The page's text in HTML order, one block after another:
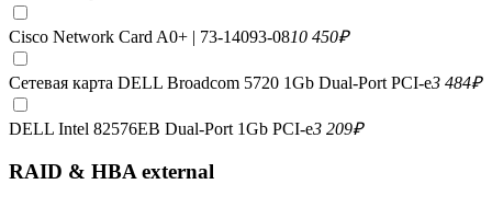
Cisco Network Card A0+ | 73-14093-0810 450₽
Сетевая карта DELL Broadcom 5720 1Gb Dual-Port PCI-e3 484₽
DELL Intel 82576EB Dual-Port 1Gb PCI-e3 209₽
RAID & HBA external